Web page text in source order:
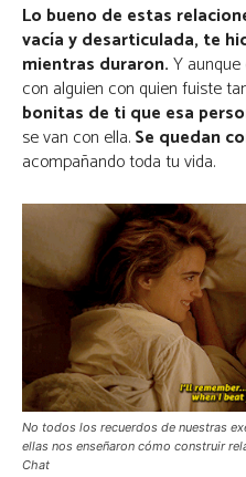
Lo bueno de estas
vacía y desarticulada, te
mientras duraron.Y
con alguien con quien fuiste
bonitas de ti que esa
se van con ella.Se quedan
acompañando toda tu vida.
No todos los recuerdos de nuestras
ellas nos enseñaron cómo construir
Chat